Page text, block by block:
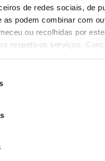
de redes sociais, de
as podem combinar com
ou recolhidas por
respetivos serviços.